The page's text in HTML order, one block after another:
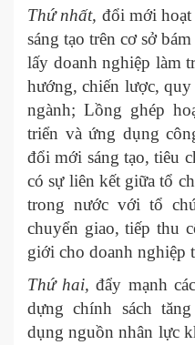
Thứ nhất, đổi mới
sáng tạo trên cơ sở
lấy doanh nghiệp làm
hướng, chiến lược, quy
ngành; Lồng ghép
triển và ứng dụng
đổi mới sáng tạo, tiêu
có sự liên kết giữa tổ
trong nước với tổ
chuyển giao, tiếp thu
giới cho doanh nghiệp
Thứ hai, đẩy mạnh
dựng chính sách
dụng nguồn nhân lực